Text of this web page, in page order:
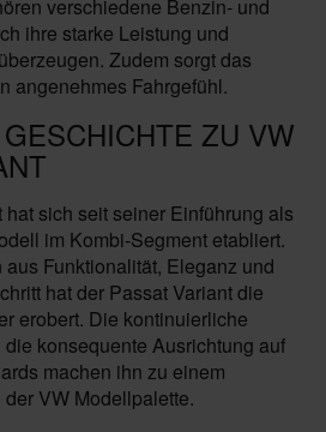
verschiedene Benzin- und
ihre starke Leistung und
Zudem sorgt das
angenehmes Fahrgefühl.
ZU VW
sich seit seiner Einführung als
im Kombi-Segment etabliert.
Funktionalität, Eleganz und
hat der Passat Variant die
erobert. Die kontinuierliche
konsequente Ausrichtung auf
machen ihn zu einem
VW Modellpalette.